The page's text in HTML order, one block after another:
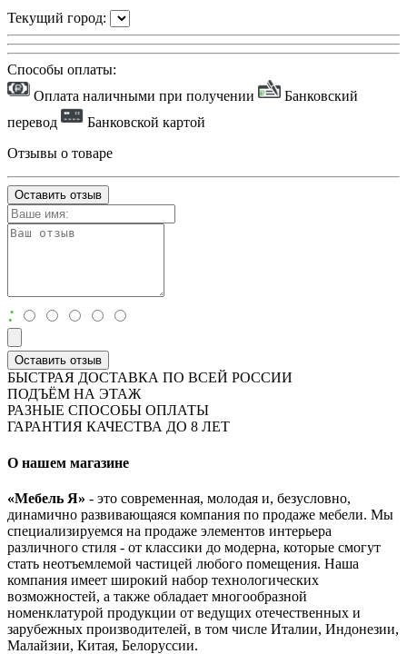
Текущий город:
Способы оплаты:
Оплата наличными при получении
Банковский
перевод
Банковской картой
Отзывы о товаре
Оставить отзыв
:
Оставить отзыв
БЫСТРАЯ ДОСТАВКА ПО ВСЕЙ РОССИИ
ПОДЪЁМ НА ЭТАЖ
РАЗНЫЕ СПОСОБЫ ОПЛАТЫ
ГАРАНТИЯ КАЧЕСТВА ДО 8 ЛЕТ
О нашем магазине
«Мебель Я» - это современная, молодая и, безусловно,
динамично развивающаяся компания по продаже мебели. Мы
специализируемся на продаже элементов интерьера
различного стиля - от классики до модерна, которые смогут
стать неотъемлемой частицей любого помещения. Наша
компания имеет широкий набор технологических
возможностей, а также обладает многообразной
номенклатурой продукции от ведущих отечественных и
зарубежных производителей, в том числе Италии, Индонезии,
Малайзии, Китая, Белоруссии.